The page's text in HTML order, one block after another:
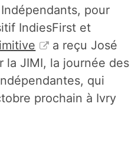
pour
IndiesFirst et
a reçu José
la JIMI, la journée des
qui
prochain à Ivry